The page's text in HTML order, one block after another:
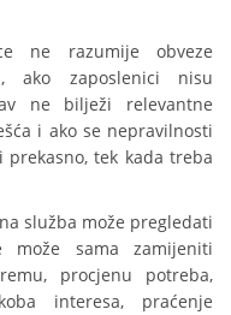
ne razumije obveze
ako zaposlenici nisu
ne bilježi relevantne
i ako se nepravilnosti
tek kada treba
služba može pregledati
sama zamijeniti
procjenu potreba,
interesa, praćenje